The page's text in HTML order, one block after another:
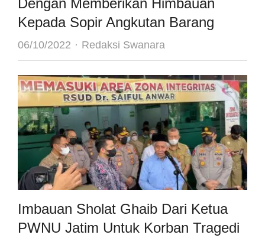
Dengan Memberikan Himbauan
Kepada Sopir Angkutan Barang
06/10/2022 Author
Redaksi Swanara
Imbauan Sholat Ghaib Dari Ketua
PWNU Jatim Untuk Korban Tragedi